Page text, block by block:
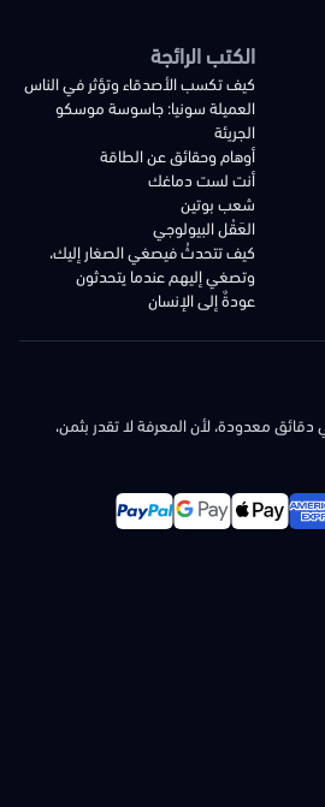
الكتب الرائجة
كيف تكسب الأصدقاء وتؤثر في الناس
العميلة سونيا: جاسوسة موسكو
الجريئة
أوهام وحقائق عن الطاقة
أنت لست دماغك
شعب بوتين
العَقْل البيولوجي
كيف تتحدثُ فيصغي الصغار إليك،
وتصغي إليهم عندما يتحدثون
عودةٌ إلى الإنسان
دقائق معدودة، لأن المعرفة لا تقدر بثمن،